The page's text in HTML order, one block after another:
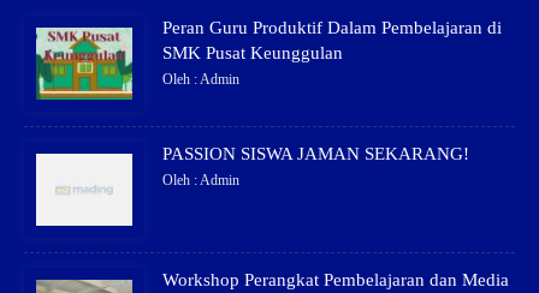
Peran Guru Produktif Dalam Pembelajaran di
SMK Pusat Keunggulan
Oleh : Admin
PASSION SISWA JAMAN SEKARANG!
Oleh : Admin
Workshop Perangkat Pembelajaran dan Media